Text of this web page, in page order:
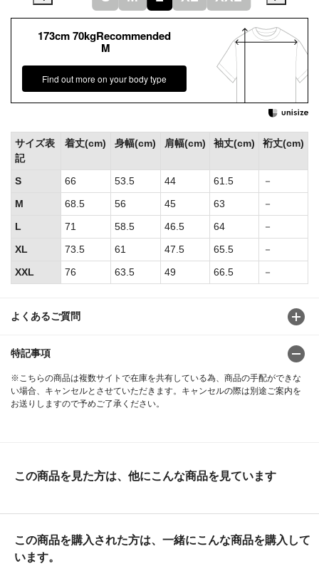
よくあるご質問
特記事項
※こちらの商品は複数サイトで在庫を共有している為、商品の手配ができな
い場合、キャンセルとさせていただきます。キャンセルの際は別途ご案内を
お送りしますので予めご了承ください。
サイズ表
記
着丈(cm) 身幅(cm) 肩幅(cm) 袖丈(cm) 裄丈(cm)
S 66 53.5 44 61.5
－
M
68.5 56 45 63
－
L
71 58.5 46.5 64
－
XL
73.5 61 47.5 65.5
－
XXL
76 63.5 49 66.5 －
173cm 70kgRecommended
M
Find out more on your body type
この商品を見た方は、他にこんな商品を見ています
この商品を購入された方は、一緒にこんな商品を購入して
います。